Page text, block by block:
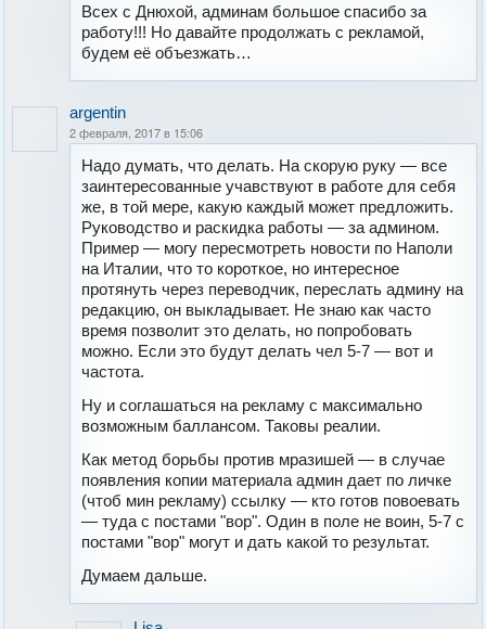
Всех с Днюхой, админам большое спасибо за
работу!!! Но давайте продолжать с рекламой,
будем её объезжать…
argentin
2 февраля, 2017 в 15:06
Надо думать, что делать. На скорую руку — все
заинтересованные учавствуют в работе для себя
же, в той мере, какую каждый может предложить.
Руководство и раскидка работы — за админом.
Пример — могу пересмотреть новости по Наполи
на Италии, что то короткое, но интересное
протянуть через переводчик, переслать админу на
редакцию, он выкладывает. Не знаю как часто
время позволит это делать, но попробовать
можно. Если это будут делать чел 5-7 — вот и
частота.
Ну и соглашаться на рекламу с максимально
возможным баллансом. Таковы реалии.
Как метод борьбы против мразишей — в случае
появления копии материала админ дает по личке
(чтоб мин рекламу) ссылку — кто готов повоевать
— туда с постами "вор". Один в поле не воин, 5-7 с
постами "вор" могут и дать какой то результат.
Думаем дальше.